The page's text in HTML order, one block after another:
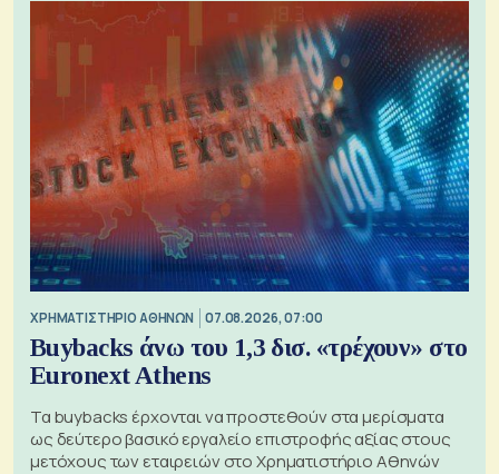
XΡΗΜΑΤΙΣΤΗΡΙΟ ΑΘΗΝΩΝ 07.08.2026, 07:00
Buybacks άνω του 1,3 δισ. «τρέχουν» στο
Euronext Athens
Τα buybacks έρχονται να προστεθούν στα μερίσματα
ως δεύτερο βασικό εργαλείο επιστροφής αξίας στους
μετόχους των εταιρειών στο Χρηματιστήριο Αθηνών